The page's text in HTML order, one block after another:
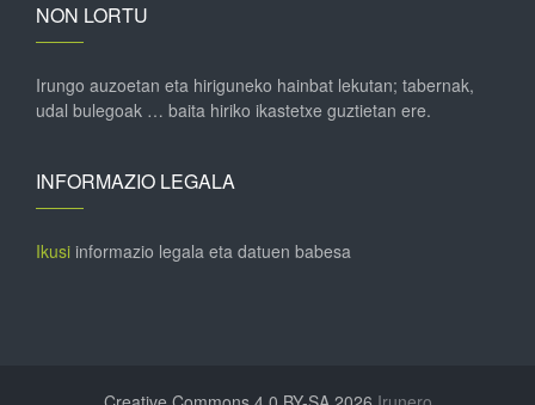
NON LORTU
Irungo auzoetan eta hiriguneko hainbat lekutan; tabernak,
udal bulegoak … baita hiriko ikastetxe guztietan ere.
INFORMAZIO LEGALA
Ikusi informazio legala eta datuen babesa